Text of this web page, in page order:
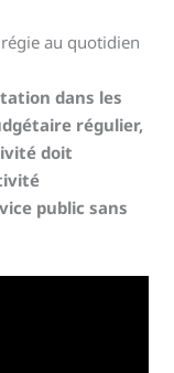
au quotidien
dans les
régulier,
doit
public sans